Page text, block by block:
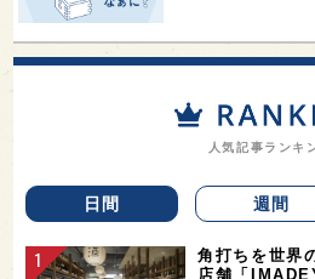
人気記事ランキ
日間 週間
角打ちを世界
店舗「